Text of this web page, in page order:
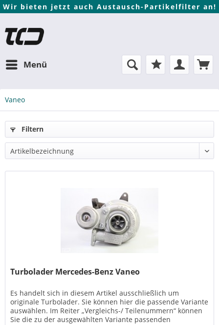
Wir bieten jetzt auch Austausch-Partikelfilter an!
Menü
Vaneo
Filtern
Turbolader Mercedes-Benz Vaneo
Es handelt sich in diesem Artikel ausschließlich um
originale Turbolader. Sie können hier die passende Variante
auswählen. Im Reiter „Vergleichs-/ Teilenummern“ können
Sie die zu der ausgewählten Variante passenden